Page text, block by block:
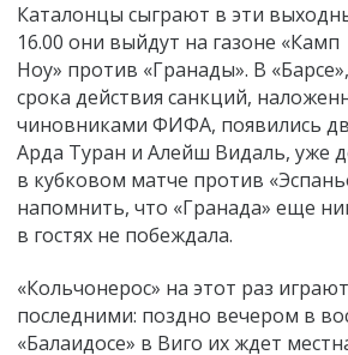
Каталонцы сыграют в эти
16.00 они выйдут на газоне «Камп
Ноу» против «Гранады». В
срока действия санкций,
чиновниками ФИФА, появились
Арда Туран и Алейш Видаль, уже
в кубковом матче против
напомнить, что «Гранада» еще
в гостях не побеждала.
«Кольчонерос» на этот раз
последними: поздно вечером в
«Балаидосе» в Виго их ждет